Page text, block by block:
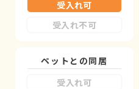
受入れ可
受入れ不可
ペットとの同居
受入れ可